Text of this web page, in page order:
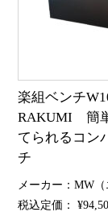
楽組ベンチ
RAKUMI 簡
てられるコン
チ
メーカー：MW（
税込定価：